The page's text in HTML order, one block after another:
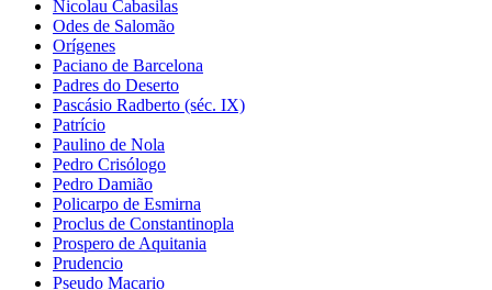
Nicolau Cabasilas
Odes de Salomão
Orígenes
Paciano de Barcelona
Padres do Deserto
Pascásio Radberto (séc. IX)
Patrício
Paulino de Nola
Pedro Crisólogo
Pedro Damião
Policarpo de Esmirna
Proclus de Constantinopla
Prospero de Aquitania
Prudencio
Pseudo Macario